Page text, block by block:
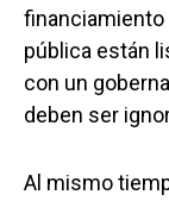
financiamiento
pública están
con un
deben ser
Al mismo